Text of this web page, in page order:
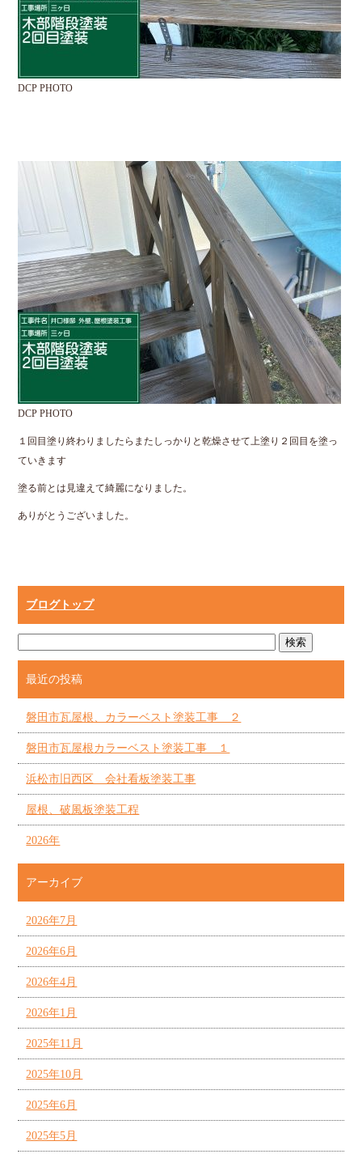
DCP PHOTO
DCP PHOTO
１回目塗り終わりましたらまたしっかりと乾燥させて上塗り２回目を塗っ
ていきます
塗る前とは見違えて綺麗になりました。
ありがとうございました。
ブログトップ
最近の投稿
磐田市瓦屋根、カラーベスト塗装工事 ２
磐田市瓦屋根カラーベスト塗装工事 １
浜松市旧西区 会社看板塗装工事
屋根、破風板塗装工程
2026年
アーカイブ
2026年7月
2026年6月
2026年4月
2026年1月
2025年11月
2025年10月
2025年6月
2025年5月